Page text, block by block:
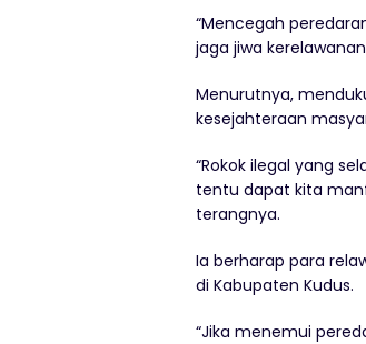
“Mencegah
jaga jiwa
Menurutnya,
kesejahteraan
“Rokok ilegal yang
tentu dapat kita
terangnya.
Ia berharap para
di Kabupaten Kudus.
“Jika menemui